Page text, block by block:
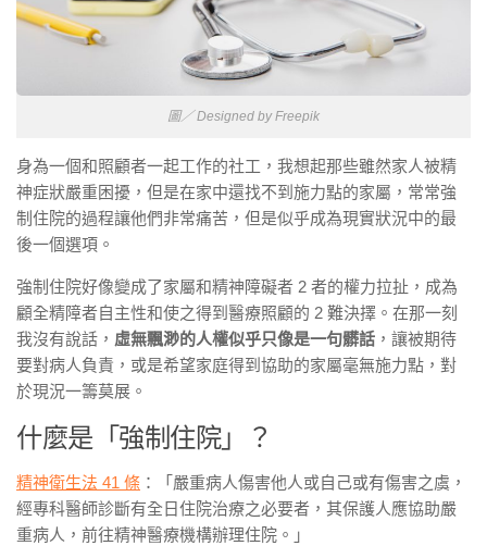
圖／ Designed by Freepik
身為一個和照顧者一起工作的社工，我想起那些雖然家人被精
神症狀嚴重困擾，但是在家中還找不到施力點的家屬，常常強
制住院的過程讓他們非常痛苦，但是似乎成為現實狀況中的最
後一個選項。
強制住院好像變成了家屬和精神障礙者 2 者的權力拉扯，成為
顧全精障者自主性和使之得到醫療照顧的 2 難決擇。在那一刻
我沒有說話， 虛無飄渺的人權似乎只像是一句髒話 ，讓被期待
要對病人負責，或是希望家庭得到協助的家屬毫無施力點，對
於現況一籌莫展。
什麼是「強制住院」？
精神衛生法 41 條 ：「嚴重病人傷害他人或自己或有傷害之虞，
經專科醫師診斷有全日住院治療之必要者，其保護人應協助嚴
重病人，前往精神醫療機構辦理住院。」